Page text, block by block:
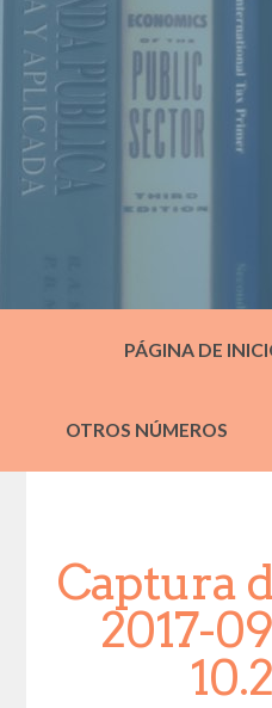
PÁGINA DE
OTROS NÚMEROS
Captura
2017-